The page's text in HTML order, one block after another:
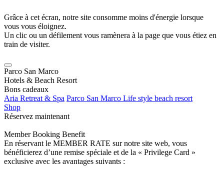
Grâce à cet écran, notre site consomme moins d'énergie lorsque
vous vous éloignez.
Un clic ou un défilement vous ramènera à la page que vous étiez en
train de visiter.
Parco San Marco
Hotels & Beach Resort
Bons cadeaux
Aria Retreat & Spa Parco San Marco Life style beach resort
Shop
Réservez maintenant
Member Booking Benefit
En réservant le MEMBER RATE sur notre site web, vous
bénéficierez d’une remise spéciale et de la « Privilege Card »
exclusive avec les avantages suivants :